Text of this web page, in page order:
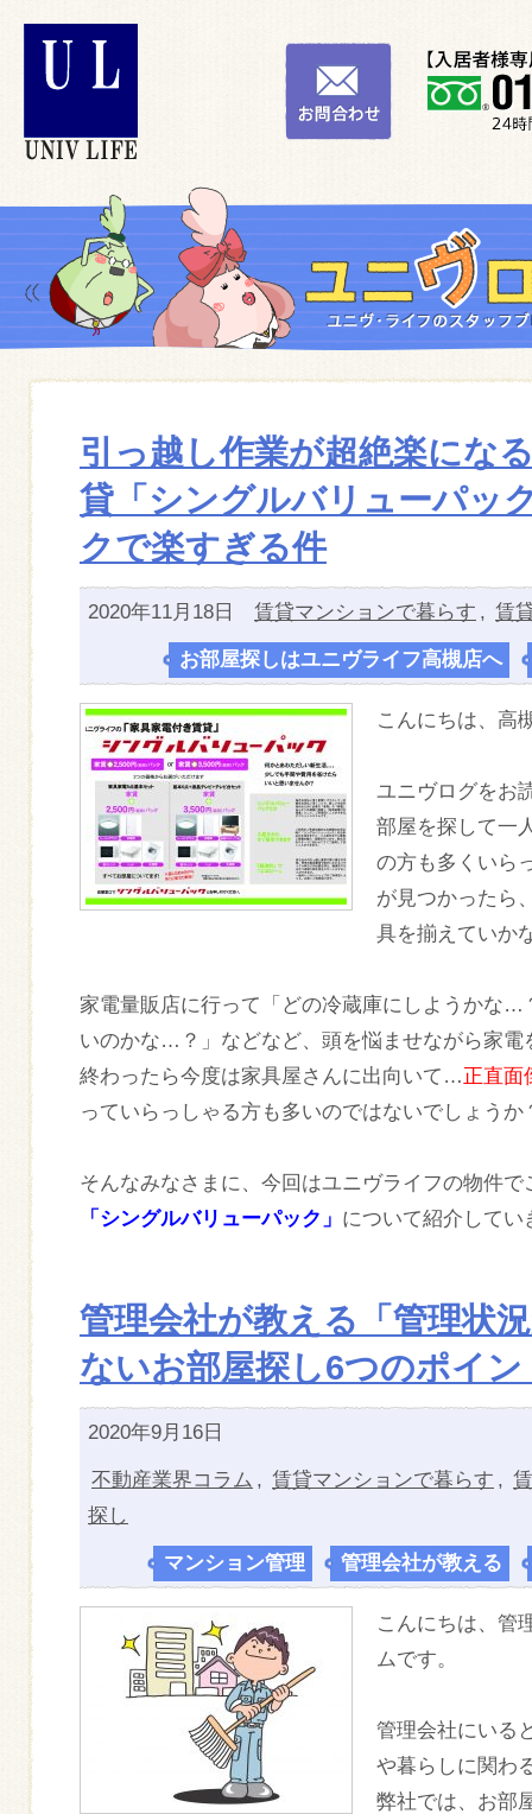
引っ越し作業が超絶楽にな
貸「シングルバリューパッ
クで楽すぎる件
2020年11月18日 賃貸マンションで暮らす , 賃
お部屋探しはユニヴライフ高槻店へ
こんにちは、高
ユニヴログをお
部屋を探して一
の方も多くいら
が見つかったら
具を揃えていか
家電量販店に行って「どの冷蔵庫にしようかな…
いのかな…？」などなど、頭を悩ませながら家電
終わったら今度は家具屋さんに出向いて…正直面
っていらっしゃる方も多いのではないでしょうか
そんなみなさまに、今回はユニヴライフの物件で
「シングルバリューパック」 について紹介して
管理会社が教える「管理状
ないお部屋探し6つのポイ
2020年9月16日
不動産業界コラム , 賃貸マンションで暮らす ,
探し
マンション管理 管理会社が教える
こんにちは、管
ムです。
管理会社にいる
や暮らしに関わ
弊社では、お部